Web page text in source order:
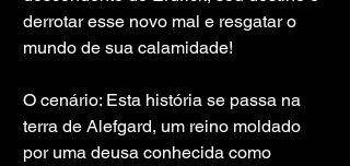
derrotar esse novo mal e resgatar o
mundo de sua calamidade!
O cenário: Esta história se passa na
terra de Alefgard, um reino moldado
por uma deusa conhecida como